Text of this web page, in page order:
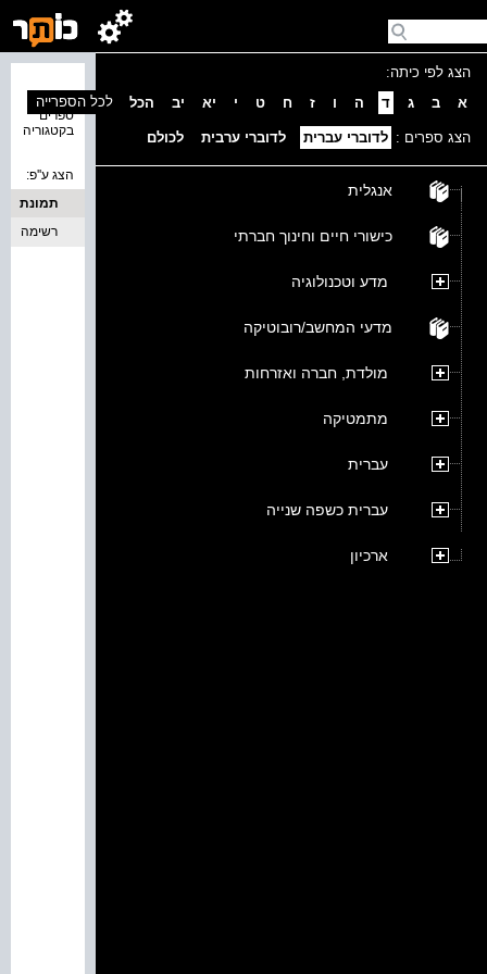
הצג לפי כיתה:
א
ב ג ד ה ו ז ח ט י יא יב הכל
הצג ספרים : לדוברי עברית לדוברי ערבית לכולם
אנגלית
כישורי חיים וחינוך חברתי
מדע וטכנולוגיה
מדעי המחשב/רובוטיקה
מולדת, חברה ואזרחות
מתמטיקה
עברית
עברית כשפה שנייה
ארכיון
ספרים
בקטגוריה
לכל הספרייה
הצג ע''פ:
תמונת
כריכה
רשימה